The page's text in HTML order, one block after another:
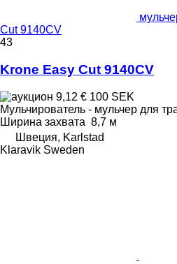
Cut 9140CV
43
Krone Easy Cut 9140CV
9,12 € 100 SEK
Мульчирователь - мульчер для
Ширина захвата 8,7 м
Швеция, Karlstad
Klaravik Sweden